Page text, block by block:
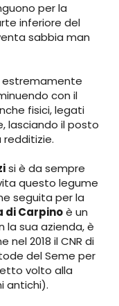
per la
inferiore del
sabbia man
estremamente
con il
fisici, legati
lasciando il posto
si è da sempre
questo legume
seguita per la
di Carpinoè un
la sua azienda, è
2018 il CNR di
del Seme per
volto alla
antichi).